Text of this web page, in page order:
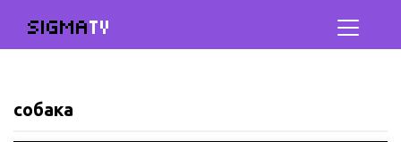
SIGMATV
собака